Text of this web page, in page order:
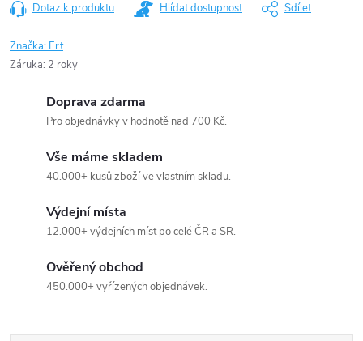
Dotaz k produktu Hlídat dostupnost Sdílet
Značka: Ert
Záruka: 2 roky
Doprava zdarma
Pro objednávky v hodnotě nad 700 Kč.
Vše máme skladem
40.000+ kusů zboží ve vlastním skladu.
Výdejní místa
12.000+ výdejních míst po celé ČR a SR.
Ověřený obchod
450.000+ vyřízených objednávek.